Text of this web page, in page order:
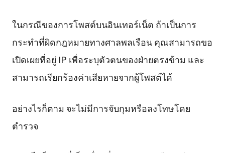
ในกรณีของการโพสต์บนอินเทอร์เน็ต ถ้าเป็นการ
กระทำที่ผิดกฎหมายทางศาลพลเรือน คุณสามารถขอ
เปิดเผยที่อยู่ IP เพื่อระบุตัวตนของฝ่ายตรงข้าม และ
สามารถเรียกร้องค่าเสียหายจากผู้โพสต์ได้
อย่างไรก็ตาม จะไม่มีการจับกุมหรือลงโทษโดย
ตำรวจ